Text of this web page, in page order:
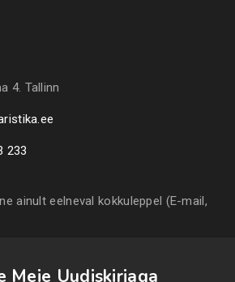
4. Tallinn
233
ainult eelneval kokkuleppel (E-mail,
Meie Uudiskirjaga